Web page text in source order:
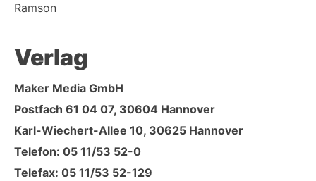
Ramson
Verlag
Maker Media GmbH
Postfach 61 04 07, 30604 Hannover
Karl-Wiechert-Allee 10, 30625 Hannover
Telefon: 05 11/53 52-0
Telefax: 05 11/53 52-129